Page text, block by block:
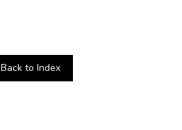
Back to Index